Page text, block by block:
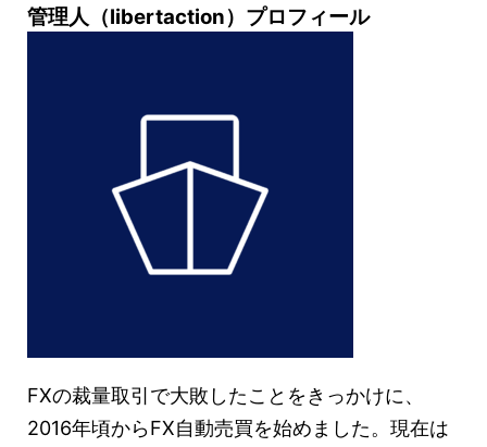
管理人（libertaction）プロフィール
FXの裁量取引で大敗したことをきっかけに、
2016年頃からFX自動売買を始めました。現在は